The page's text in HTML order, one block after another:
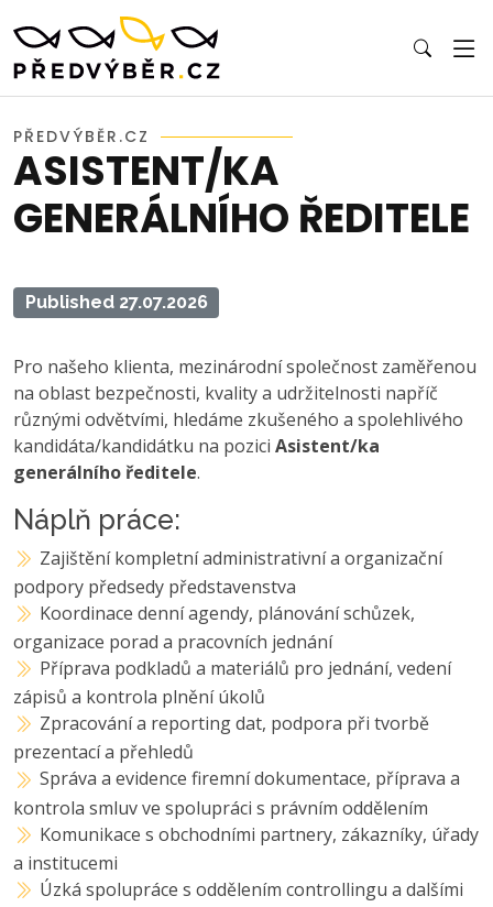
PŘEDVÝBĚR.CZ
ASISTENT/KA
GENERÁLNÍHO ŘEDITELE
Published 27.07.2026
Pro našeho klienta, mezinárodní společnost zaměřenou
na oblast bezpečnosti, kvality a udržitelnosti napříč
různými odvětvími, hledáme zkušeného a spolehlivého
kandidáta/kandidátku na pozici Asistent/ka
generálního ředitele.
Náplň práce:
Zajištění kompletní administrativní a organizační
podpory předsedy představenstva
Koordinace denní agendy, plánování schůzek,
organizace porad a pracovních jednání
Příprava podkladů a materiálů pro jednání, vedení
zápisů a kontrola plnění úkolů
Zpracování a reporting dat, podpora při tvorbě
prezentací a přehledů
Správa a evidence firemní dokumentace, příprava a
kontrola smluv ve spolupráci s právním oddělením
Komunikace s obchodními partnery, zákazníky, úřady
a institucemi
Úzká spolupráce s oddělením controllingu a dalšími